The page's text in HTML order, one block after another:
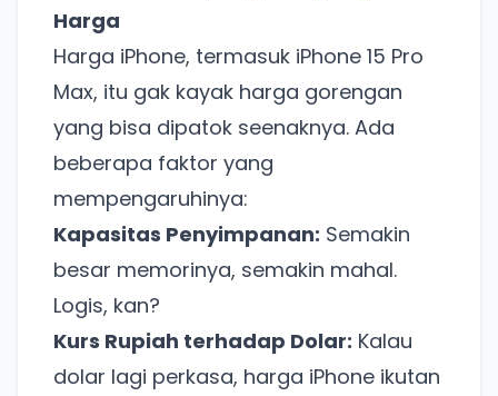
Harga
Harga iPhone, termasuk iPhone 15 Pro
Max, itu gak kayak harga gorengan
yang bisa dipatok seenaknya. Ada
beberapa faktor yang
mempengaruhinya:
Kapasitas Penyimpanan: Semakin
besar memorinya, semakin mahal.
Logis, kan?
Kurs Rupiah terhadap Dolar: Kalau
dolar lagi perkasa, harga iPhone ikutan